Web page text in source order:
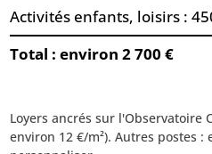
Activités enfants, loisirs :
Total : environ 2 700 €
Loyers ancrés sur l'Observatoire
environ 12 €/m²). Autres postes